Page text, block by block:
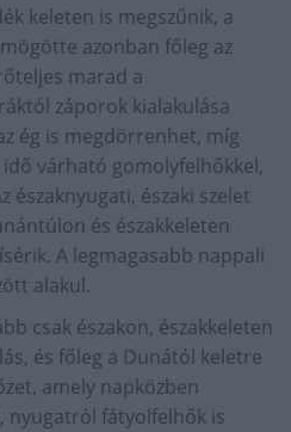
keleten is megszűnik, a
azonban főleg az
marad a
záporok kialakulása
ég is megdörrenhet, míg
várható gomolyfelhőkkel,
északnyugati, északi szelet
és északkeleten
A legmagasabb nappali
alakul.
csak északon, északkeleten
és főleg a Dunától keletre
amely napközben
nyugatról fátyolfelhők is